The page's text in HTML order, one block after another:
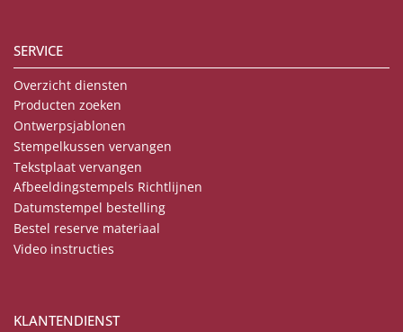
SERVICE
Overzicht diensten
Producten zoeken
Ontwerpsjablonen
Stempelkussen vervangen
Tekstplaat vervangen
Afbeeldingstempels Richtlijnen
Datumstempel bestelling
Bestel reserve materiaal
Video instructies
KLANTENDIENST